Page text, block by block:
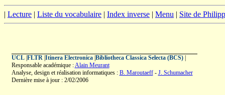
| Lecture | Liste du vocabulaire | Index inverse | Menu | Site de
UCL| FLTR| Itinera Electronica| Bibliotheca Classica Selecta (BCS)|
Responsable académique :Alain Meurant
Analyse, design et réalisation informatiques : B. Maroutaeff- J. Schumacher
Dernière mise à jour : 2/02/2006